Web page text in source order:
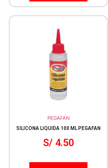
PEGAFAN
SILICONA LIQUIDA 100 ML PEGAFAN
S/ 4.50